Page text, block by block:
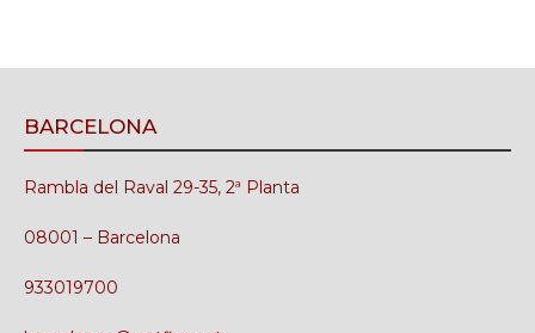
BARCELONA
Rambla del Raval 29-35, 2ª Planta
08001 – Barcelona
933019700